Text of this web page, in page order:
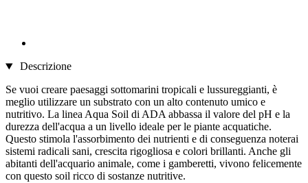
Descrizione
Se vuoi creare paesaggi sottomarini tropicali e lussureggianti, è
meglio utilizzare un substrato con un alto contenuto umico e
nutritivo. La linea Aqua Soil di ADA abbassa il valore del pH e la
durezza dell'acqua a un livello ideale per le piante acquatiche.
Questo stimola l'assorbimento dei nutrienti e di conseguenza noterai
sistemi radicali sani, crescita rigogliosa e colori brillanti. Anche gli
abitanti dell'acquario animale, come i gamberetti, vivono felicemente
con questo soil ricco di sostanze nutritive.